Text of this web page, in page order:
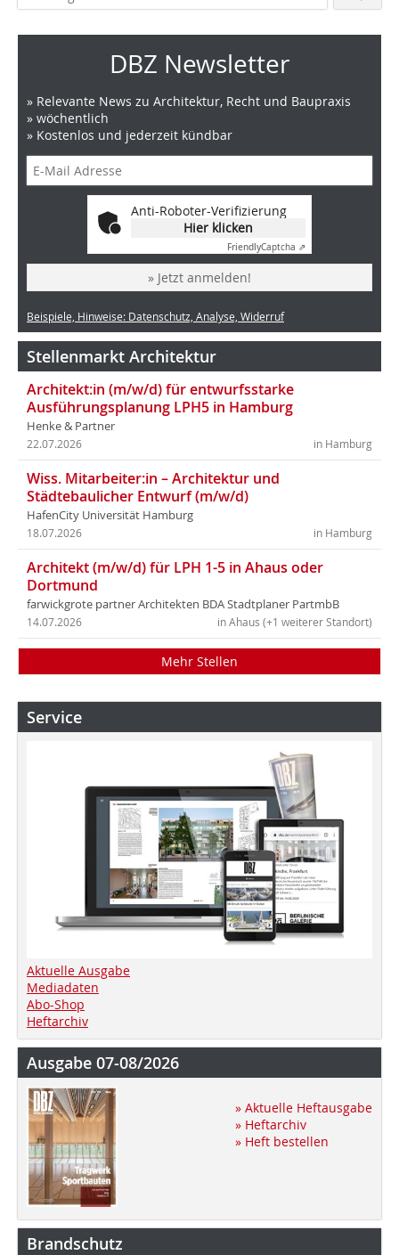
DBZ Newsletter
» Relevante News zu Architektur, Recht und Baupraxis
» wöchentlich
» Kostenlos und jederzeit kündbar
Anti-Roboter-Verifizierung
Hier klicken
FriendlyCaptcha ⇗
» Jetzt anmelden!
Beispiele, Hinweise: Datenschutz, Analyse, Widerruf
Stellenmarkt Architektur
Architekt:in (m/w/d) für entwurfsstarke
Ausführungsplanung LPH5 in Hamburg
Henke & Partner
in Hamburg
22.07.2026
Wiss. Mitarbeiter:in – Architektur und
Städtebaulicher Entwurf (m/w/d)
HafenCity Universität Hamburg
in Hamburg
18.07.2026
Architekt (m/w/d) für LPH 1-5 in Ahaus oder
Dortmund
farwickgrote partner Architekten BDA Stadtplaner PartmbB
in Ahaus (+1 weiterer Standort)
14.07.2026
Mehr Stellen
Service
Aktuelle Ausgabe
Mediadaten
Abo-Shop
Heftarchiv
Ausgabe 07-08/2026
» Aktuelle Heftausgabe
» Heftarchiv
» Heft bestellen
Brandschutz